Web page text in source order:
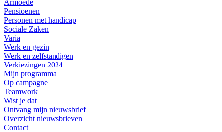
Armoede
Pensioenen
Personen met handicap
Sociale Zaken
Varia
Werk en gezin
Werk en zelfstandigen
Verkiezingen 2024
Mijn programma
Op campagne
Teamwork
Wist je dat
Ontvang mijn nieuwsbrief
Overzicht nieuwsbrieven
Contact